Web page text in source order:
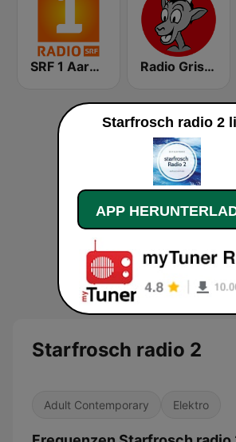
SRF 1 Aargau Solothurn Radio Grischa
Starfrosch radio 2
Adult Contemporary Elektro
Starfrosch radio 2
APP